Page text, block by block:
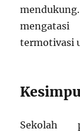
termotivasi
Sekolah